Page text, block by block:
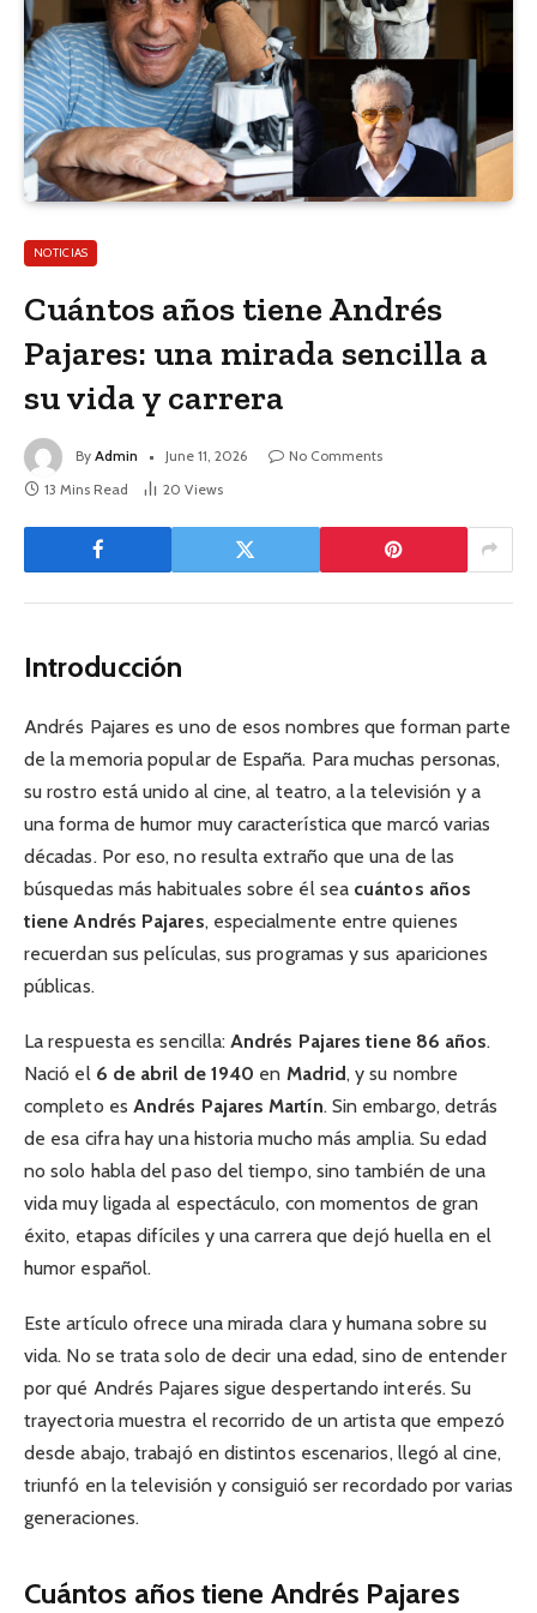
NOTICIAS
Cuántos años tiene Andrés
Pajares: una mirada sencilla a
su vida y carrera
By Admin June 11, 2026
No Comments
13 Mins Read
20 Views
Introducción
Andrés Pajares es uno de esos nombres que forman parte
de la memoria popular de España. Para muchas personas,
su rostro está unido al cine, al teatro, a la televisión y a
una forma de humor muy característica que marcó varias
décadas. Por eso, no resulta extraño que una de las
búsquedas más habituales sobre él sea cuántos años
tiene Andrés Pajares, especialmente entre quienes
recuerdan sus películas, sus programas y sus apariciones
públicas.
La respuesta es sencilla:Andrés Pajares tiene 86 años.
Nació el 6 de abril de 1940 en Madrid, y su nombre
completo es Andrés Pajares Martín. Sin embargo, detrás
de esa cifra hay una historia mucho más amplia. Su edad
no solo habla del paso del tiempo, sino también de una
vida muy ligada al espectáculo, con momentos de gran
éxito, etapas difíciles y una carrera que dejó huella en el
humor español.
Este artículo ofrece una mirada clara y humana sobre su
vida. No se trata solo de decir una edad, sino de entender
por qué Andrés Pajares sigue despertando interés. Su
trayectoria muestra el recorrido de un artista que empezó
desde abajo, trabajó en distintos escenarios, llegó al cine,
triunfó en la televisión y consiguió ser recordado por varias
generaciones.
Cuántos años tiene Andrés Pajares